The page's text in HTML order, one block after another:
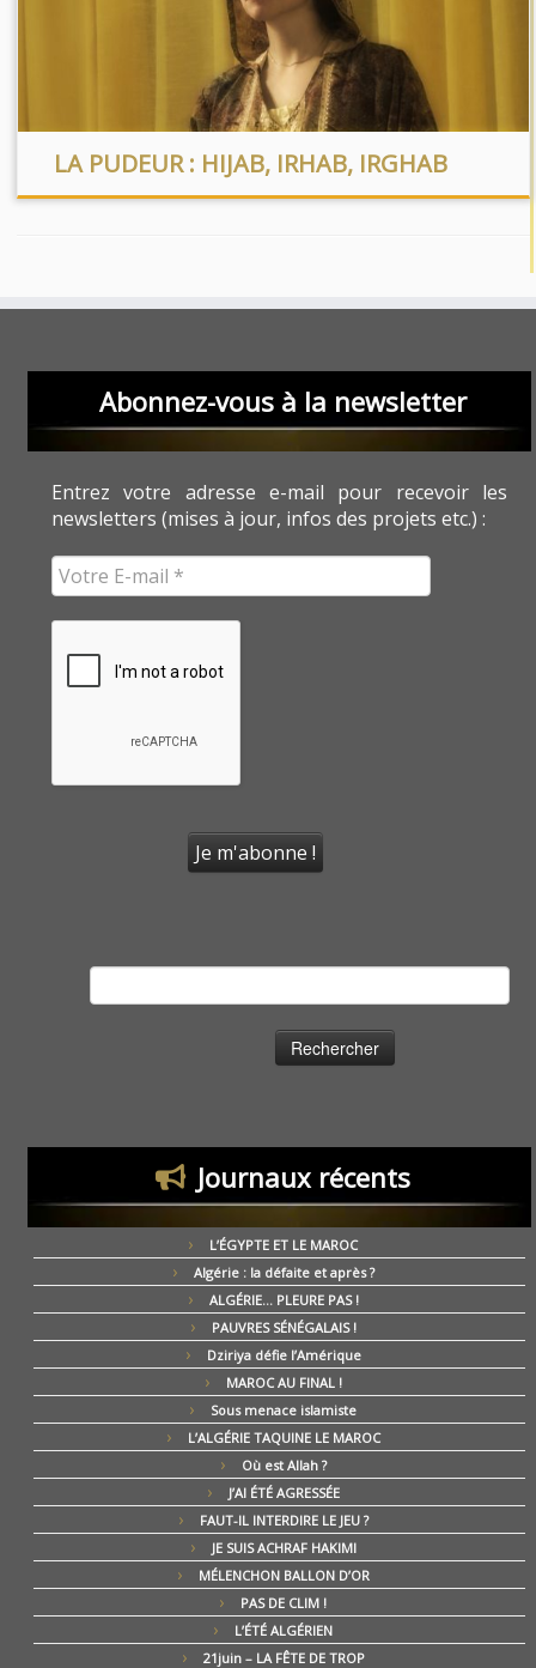
LA PUDEUR : HIJAB, IRHAB, IRGHAB
Abonnez-vous à la newsletter
Entrez votre adresse e-mail pour recevoir les
newsletters (mises à jour, infos des projets etc.) :
Journaux récents
L’ÉGYPTE ET LE MAROC
Algérie : la défaite et après ?
ALGÉRIE… PLEURE PAS !
PAUVRES SÉNÉGALAIS !
Dziriya défie l’Amérique
MAROC AU FINAL !
Sous menace islamiste
L’ALGÉRIE TAQUINE LE MAROC
Où est Allah ?
J’AI ÉTÉ AGRESSÉE
FAUT-IL INTERDIRE LE JEU ?
JE SUIS ACHRAF HAKIMI
MÉLENCHON BALLON D’OR
PAS DE CLIM !
L’ÉTÉ ALGÉRIEN
21juin – LA FÊTE DE TROP